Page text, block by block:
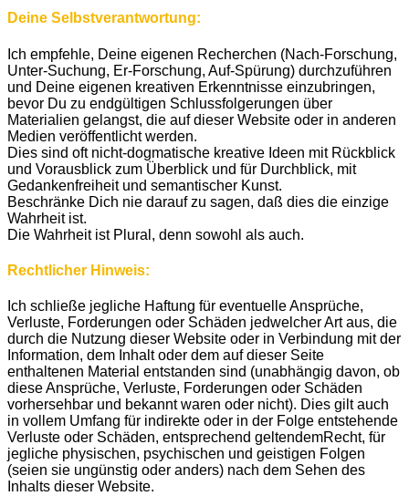
Deine Selbstverantwortung:
Ich empfehle, Deine eigenen Recherchen (Nach-Forschung,
Unter-Suchung, Er-Forschung, Auf-Spürung) durchzuführen
und Deine eigenen kreativen Erkenntnisse einzubringen,
bevor Du zu endgültigen Schlussfolgerungen über
Materialien gelangst, die auf dieser Website oder in anderen
Medien veröffentlicht werden.
Dies sind oft nicht-dogmatische kreative Ideen mit Rückblick
und Vorausblick zum Überblick und für Durchblick, mit
Gedankenfreiheit und semantischer Kunst.
Beschränke Dich nie darauf zu sagen, daß dies die einzige
Wahrheit ist.
Die Wahrheit ist Plural, denn sowohl als auch.
Rechtlicher Hinweis:
Ich schließe jegliche Haftung für eventuelle Ansprüche,
Verluste, Forderungen oder Schäden jedwelcher Art aus, die
durch die Nutzung dieser Website oder in Verbindung mit der
Information, dem Inhalt oder dem auf dieser Seite
enthaltenen Material entstanden sind (unabhängig davon, ob
diese Ansprüche, Verluste, Forderungen oder Schäden
vorhersehbar und bekannt waren oder nicht). Dies gilt auch
in vollem Umfang für indirekte oder in der Folge entstehende
Verluste oder Schäden, entsprechend geltendemRecht, für
jegliche physischen, psychischen und geistigen Folgen
(seien sie ungünstig oder anders) nach dem Sehen des
Inhalts dieser Website.